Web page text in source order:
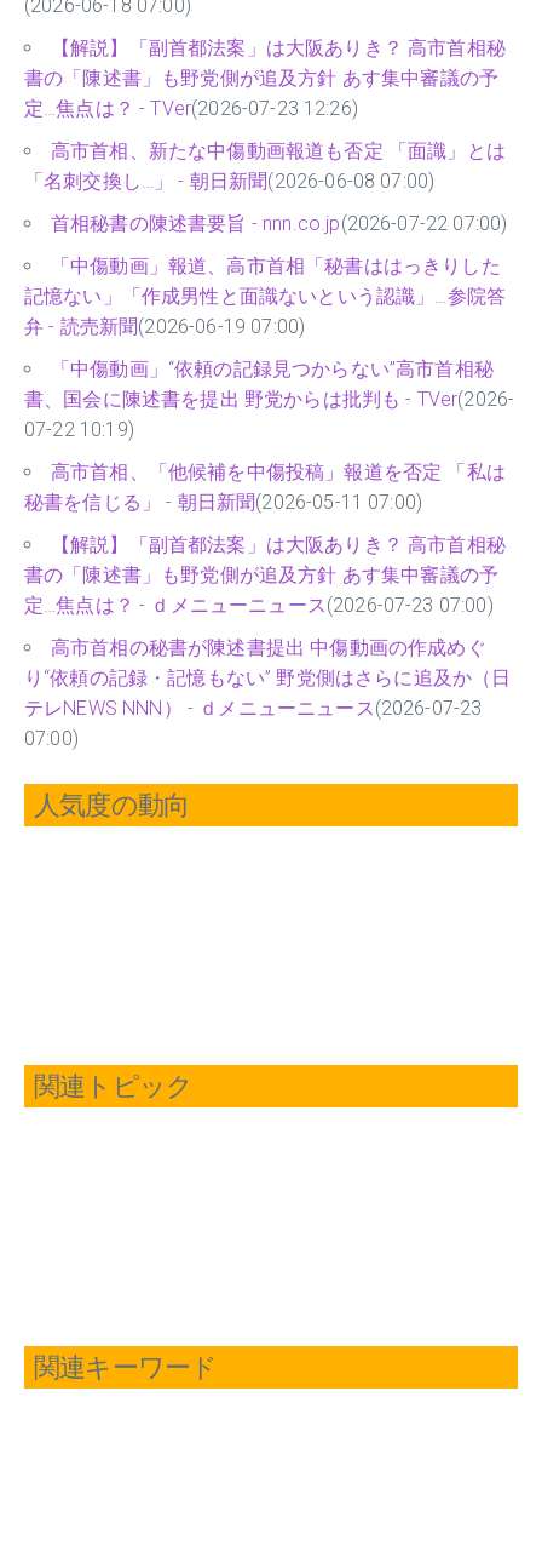
(2026-06-18 07:00)
【解説】「副首都法案」は大阪ありき？ 高市首相秘
書の「陳述書」も野党側が追及方針 あす集中審議の予
定…焦点は？ - TVer(2026-07-23 12:26)
高市首相、新たな中傷動画報道も否定 「面識」とは
「名刺交換し…」 - 朝日新聞(2026-06-08 07:00)
首相秘書の陳述書要旨 - nnn.co.jp(2026-07-22 07:00)
「中傷動画」報道、高市首相「秘書ははっきりした
記憶ない」「作成男性と面識ないという認識」…参院答
弁 - 読売新聞(2026-06-19 07:00)
「中傷動画」“依頼の記録見つからない”高市首相秘
書、国会に陳述書を提出 野党からは批判も - TVer(2026-
07-22 10:19)
高市首相、「他候補を中傷投稿」報道を否定 「私は
秘書を信じる」 - 朝日新聞(2026-05-11 07:00)
【解説】「副首都法案」は大阪ありき？ 高市首相秘
書の「陳述書」も野党側が追及方針 あす集中審議の予
定…焦点は？ - ｄメニューニュース(2026-07-23 07:00)
高市首相の秘書が陳述書提出 中傷動画の作成めぐ
り“依頼の記録・記憶もない” 野党側はさらに追及か（日
テレNEWS NNN） - ｄメニューニュース(2026-07-23
07:00)
人気度の動向
関連トピック
関連キーワード